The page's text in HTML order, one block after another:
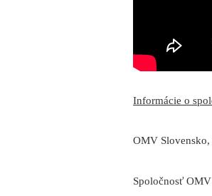
Informácie o
OMV Slovensko,
Spoločnosť